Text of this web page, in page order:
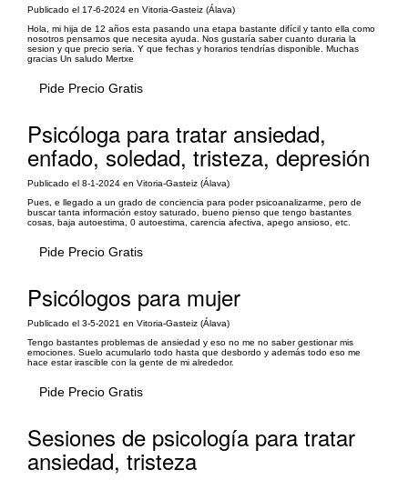
Publicado el 17-6-2024 en Vitoria-Gasteiz (Álava)
Hola, mi hija de 12 años esta pasando una etapa bastante difícil y tanto ella como
nosotros pensamos que necesita ayuda. Nos gustaría saber cuanto duraria la
sesion y que precio seria. Y que fechas y horarios tendrías disponible. Muchas
gracias Un saludo Mertxe
Pide Precio Gratis
Psicóloga para tratar ansiedad,
enfado, soledad, tristeza, depresión
Publicado el 8-1-2024 en Vitoria-Gasteiz (Álava)
Pues, e llegado a un grado de conciencia para poder psicoanalizarme, pero de
buscar tanta información estoy saturado, bueno pienso que tengo bastantes
cosas, baja autoestima, 0 autoestima, carencia afectiva, apego ansioso, etc.
Pide Precio Gratis
Psicólogos para mujer
Publicado el 3-5-2021 en Vitoria-Gasteiz (Álava)
Tengo bastantes problemas de ansiedad y eso no me no saber gestionar mis
emociones. Suelo acumularlo todo hasta que desbordo y además todo eso me
hace estar irascible con la gente de mi alrededor.
Pide Precio Gratis
Sesiones de psicología para tratar
ansiedad, tristeza